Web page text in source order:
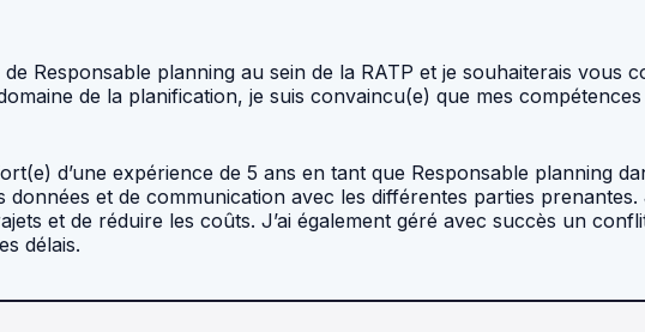
Responsable planning au sein de la RATP et je souhaiterais vous
de la planification, je suis convaincu(e) que mes
d’une expérience de 5 ans en tant que Responsable planning
données et de communication avec les différentes parties
et de réduire les coûts. J’ai également géré avec succès un
délais.